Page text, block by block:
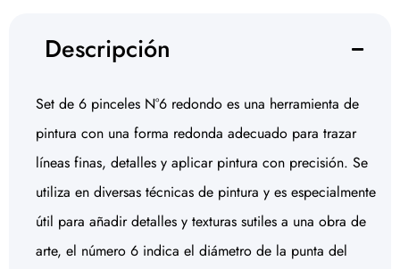
Descripción
Set de 6 pinceles N°6 redondo es una herramienta de
pintura con una forma redonda adecuado para trazar
líneas finas, detalles y aplicar pintura con precisión. Se
utiliza en diversas técnicas de pintura y es especialmente
útil para añadir detalles y texturas sutiles a una obra de
arte, el número 6 indica el diámetro de la punta del